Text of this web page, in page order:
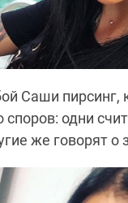
Саши пирсинг,
одни
же говорят о